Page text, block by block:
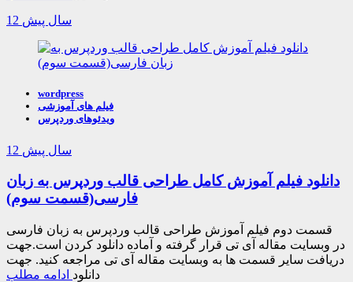
12 سال پیش
wordpress
فیلم های آموزشی
ویدئوهای وردپرس
12 سال پیش
دانلود فیلم آموزش کامل طراحی قالب وردپرس به زبان
فارسی(قسمت سوم)
قسمت دوم فیلم آموزش طراحی قالب وردپرس به زبان فارسی
در وبسایت مقاله آی تی قرار گرفته و آماده دانلود کردن است.جهت
دریافت سایر قسمت ها به وبسایت مقاله آی تی مراجعه کنید. جهت
دانلود ادامه مطلب